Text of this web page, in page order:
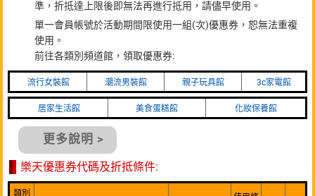
準，折抵達上限後即無法再進行抵用，請儘早使用。
單一會員帳號於活動期間限使用一組(次)優惠券，恕無法重複
使用。
前往各類別頻道館，領取優惠券:
流行女裝館 潮流男裝館 親子玩具館 3c家電館
居家生活館 美食蛋糕館 化妝保養館
更多說明 >
樂天優惠券代碼及折抵條件:
類別